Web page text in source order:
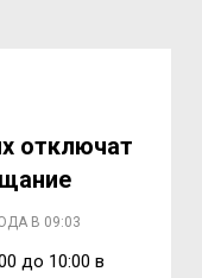
отключат
В 09:03
до 10:00 в